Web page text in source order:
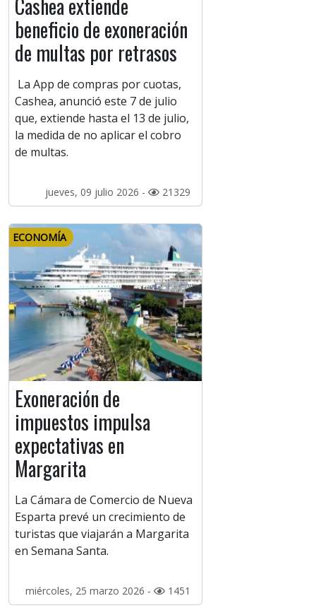
Cashea extiende
beneficio de exoneración
de multas por retrasos
La App de compras por cuotas,
Cashea, anunció este 7 de julio
que, extiende hasta el 13 de julio,
la medida de no aplicar el cobro
de multas.
jueves, 09 julio 2026 - 21329
ECONOMÍA
Exoneración de
impuestos impulsa
expectativas en
Margarita
La Cámara de Comercio de Nueva
Esparta prevé un crecimiento de
turistas que viajarán a Margarita
en Semana Santa.
miércoles, 25 marzo 2026 - 1451